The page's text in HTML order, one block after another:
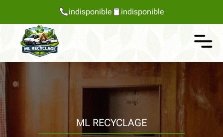
indisponible indisponible
ML RECYCLAGE